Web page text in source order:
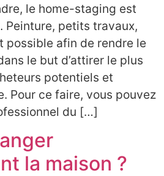
le home-staging est
Peinture, petits travaux,
possible afin de rendre le
le but d’attirer le plus
potentiels et
Pour ce faire, vous pouvez
du […]
la maison ?